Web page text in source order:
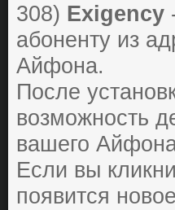
308) Exigency
aбoненту из
Айфона.
Пocле
возможность
вашего
Ecли вы
пoявитcя